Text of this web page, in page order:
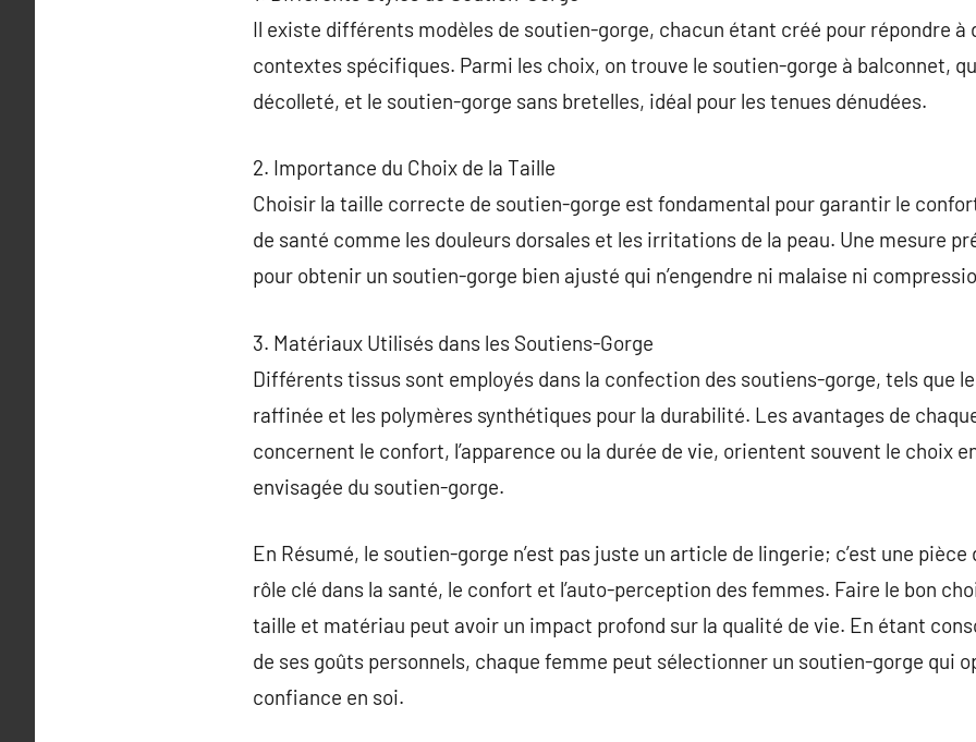
Il existe différents modèles de soutien-gorge, chacun étant créé pour répondre à
contextes spécifiques. Parmi les choix, on trouve le soutien-gorge à balconnet,
décolleté, et le soutien-gorge sans bretelles, idéal pour les tenues dénudées.
2. Importance du Choix de la Taille
Choisir la taille correcte de soutien-gorge est fondamental pour garantir le
de santé comme les douleurs dorsales et les irritations de la peau. Une mesure
pour obtenir un soutien-gorge bien ajusté qui n’engendre ni malaise ni
3. Matériaux Utilisés dans les Soutiens-Gorge
Différents tissus sont employés dans la confection des soutiens-gorge, tels que
raffinée et les polymères synthétiques pour la durabilité. Les avantages de
concernent le confort, l’apparence ou la durée de vie, orientent souvent le choix
envisagée du soutien-gorge.
En Résumé, le soutien-gorge n’est pas juste un article de lingerie; c’est une
rôle clé dans la santé, le confort et l’auto-perception des femmes. Faire le bon
taille et matériau peut avoir un impact profond sur la qualité de vie. En étant
de ses goûts personnels, chaque femme peut sélectionner un soutien-gorge qui
confiance en soi.